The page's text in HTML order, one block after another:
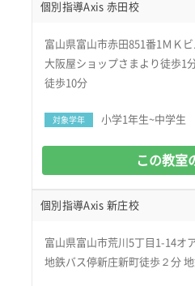
個別指導Axis 赤田校
富山県富山市赤田851番1ＭＫビ
大阪屋ショップさまより徒歩1
徒歩10分
対象学年 小学1年生~中学生
この教室
個別指導Axis 新庄校
富山県富山市荒川5丁目1-14オ
地鉄バス停新庄新町徒歩２分